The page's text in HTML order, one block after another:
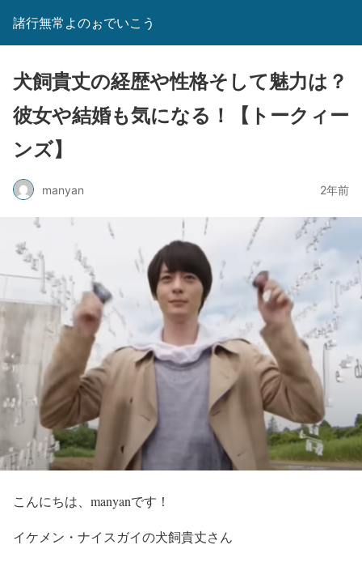
諸行無常よのぉでいこう
犬飼貴丈の経歴や性格そして魅力は？
彼女や結婚も気になる！【トークィー
ンズ】
manyan 2年前
こんにちは、manyanです！
イケメン・ナイスガイの犬飼貴丈さん